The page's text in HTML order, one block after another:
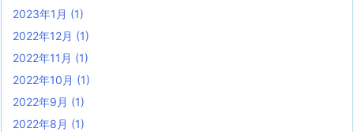
2023年1月 (1)
2022年12月 (1)
2022年11月 (1)
2022年10月 (1)
2022年9月 (1)
2022年8月 (1)